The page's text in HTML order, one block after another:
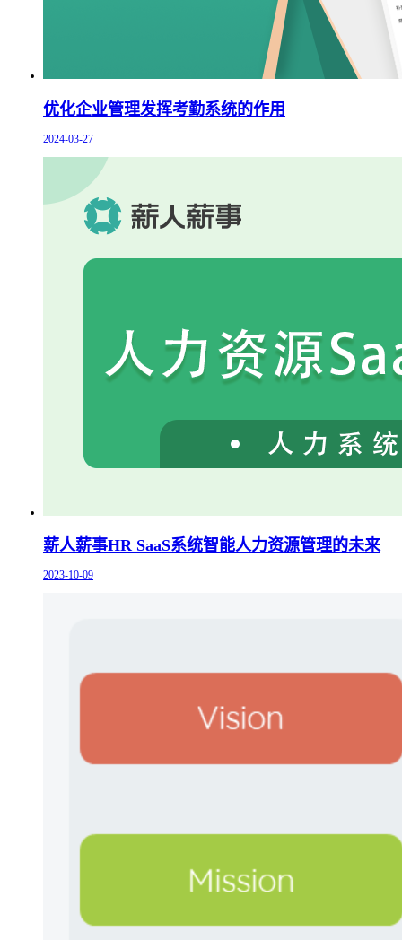
优化企业管理发挥考勤系统的作用
2024-03-27
薪人薪事HR SaaS系统智能人力资源管理的未来
2023-10-09